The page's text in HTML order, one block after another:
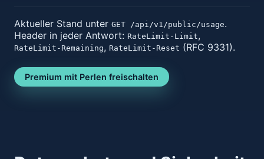
Aktueller Stand unter GET /api/v1/public/usage.
Header in jeder Antwort: RateLimit-Limit,
RateLimit-Remaining, RateLimit-Reset (RFC 9331).
Premium mit Perlen freischalten